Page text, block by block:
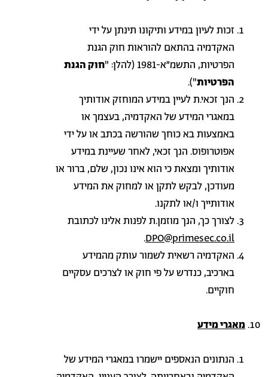
זכות לעיון במידע ותיקונו תינתן על ידי
האקדמיה בהתאם להוראות חוק הגנת
הפרטיות, התשמ"א-1981 (להלן: "
חוק הגנת
הפרטיות")
.
הנך זכאי.ת לעיין במידע המוחזק אודותיך
במאגרי המידע של האקדמיה, בעצמך או
באמצעות בא כוחך שהורשה בכתב או על ידי
אפוטרופוס. הנך זכאי, לאחר שעיינת במידע
אודותיך ומצאת כי הוא אינו נכון, שלם, ברור או
מעודכן, לבקש לתקן או למחוק את המידע
אודותייך ו/או לתקנו.
לצורך כך, הנך מוזמן.ת לפנות אלינו לכתובת
DPO@primesec.co.il
.
האקדמיה רשאית לשמור עותק מהמידע
בארכיב, כנדרש על פי חוק או לצרכים עסקיים
חוקיים.
מאגרי מידע
הנתונים הנאספים יישמרו במאגרי המידע של